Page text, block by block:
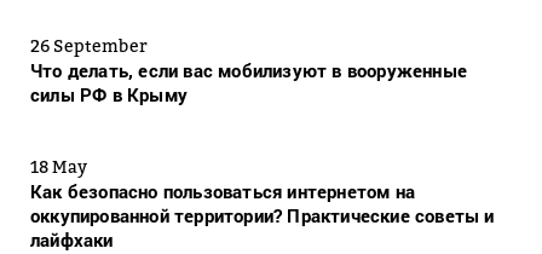
26 September
Что делать, если вас мобилизуют в вооруженные
силы РФ в Крыму
18 May
Как безопасно пользоваться интернетом на
оккупированной территории? Практические советы и
лайфхаки